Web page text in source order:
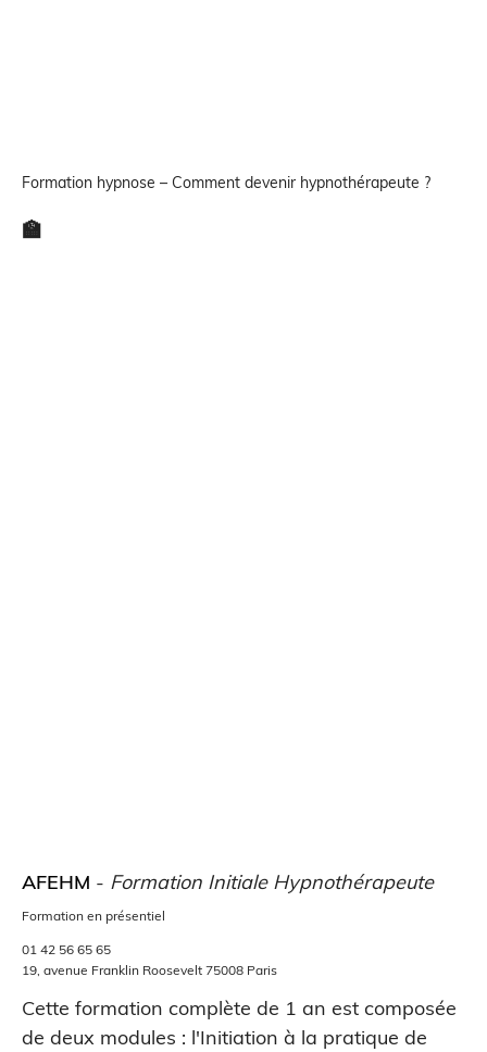
Formation hypnose – Comment devenir hypnothérapeute ?
🏫
AFEHM - Formation Initiale Hypnothérapeute
Formation en présentiel
01 42 56 65 65
19, avenue Franklin Roosevelt 75008 Paris
Cette formation complète de 1 an est composée
de deux modules : l'Initiation à la pratique de